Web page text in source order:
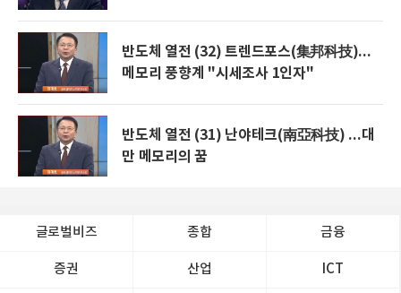
반도체 열전 (32) 트렌드포스(集邦科技)...
메모리 풍향계 "시세조사 1인자"
반도체 열전 (31) 난야테크(南亞科技) ...대
만 메모리의 꿈
글로벌비즈 종합 금융
증권 산업 ICT